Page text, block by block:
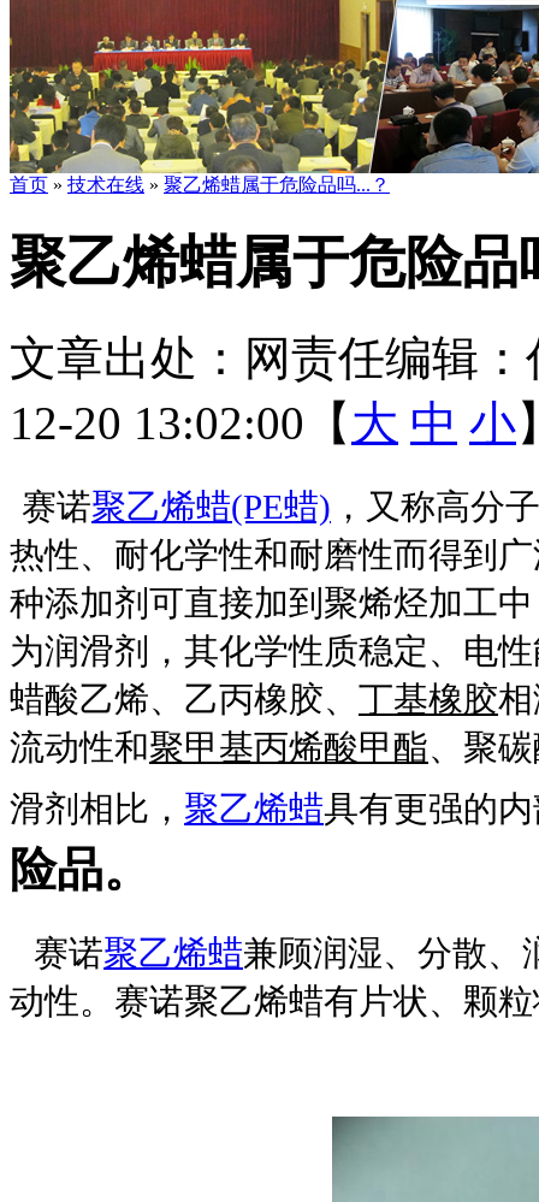
首页 » 技术在线 » 聚乙烯蜡属于危险品吗...？
聚乙烯蜡属于危险品
文章出处： 网责任编辑：
12-20 13:02:00【 大 中 小
赛诺聚乙烯蜡(PE蜡) ，又称高分
热性、耐化学性和耐磨性而得到
种添加剂可直接加到聚烯烃加工
为润滑剂，其化学性质稳定、电
蜡酸乙烯、乙丙橡胶、 丁基橡胶
流动性和聚甲基丙烯酸甲酯、聚
滑剂相比， 聚乙烯蜡具有更强的
险品。
赛诺聚乙烯蜡兼顾润湿、分散、
动性。赛诺聚乙烯蜡有片状、颗